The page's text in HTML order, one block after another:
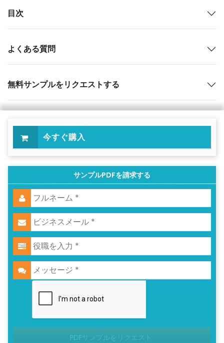
目次
よくある質問
無料サンプルをリクエストする
今すぐ購入
サンプルPDFを請求する
PDFサンプルをリクエスト